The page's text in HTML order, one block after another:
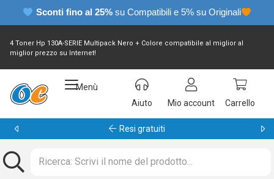
Sconti fino al 25% su Compatibili e 5% su Originali
4 Toner Hp 130A-SERIE Multipack Nero + Colore compatibile al miglior al
miglior prezzo su Internet!
Menù
Aiuto
Mio account Carrello
Garanzia 24 mesi